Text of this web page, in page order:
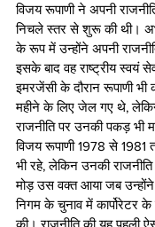
विजय रूपाणी ने अपनी
निचले स्‍तर से शुरू की थी।
के रूप में उन्‍होंने अपनी
इसके बाद वह राष्‍ट्रीय
इमरजेंसी के दौरान रूपाणी
महीने के लिए जेल गए थे,
राजनीति पर उनकी पकड़ भी
विजय रूपाणी 1978 से
भी रहे, लेकिन उनकी
मोड़ उस वक्‍त आया जब
निगम के चुनाव में कार्पोरेटर के
की। राजनीति की यह पहली